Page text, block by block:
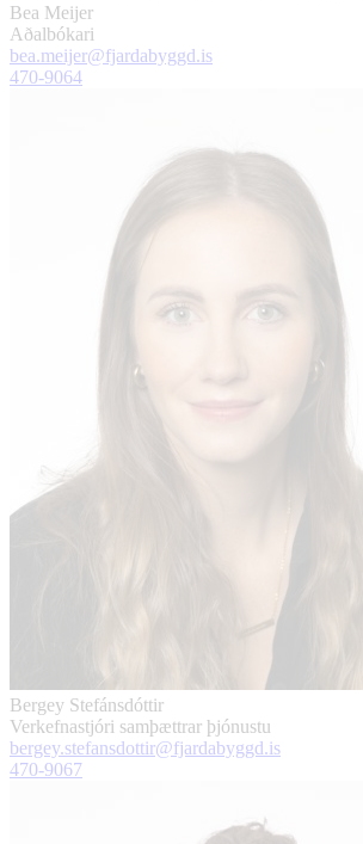
Bea Meijer
Aðalbókari
bea.meijer@fjardabyggd.is
470-9064
Bergey Stefánsdóttir
Verkefnastjóri samþættrar þjónustu
bergey.stefansdottir@fjardabyggd.is
470-9067